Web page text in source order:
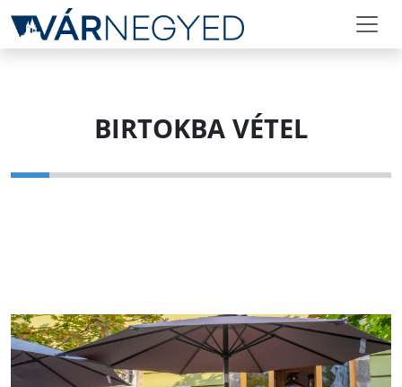
BIRTOKBA VÉTEL